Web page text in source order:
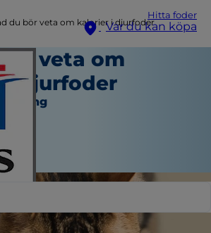
Hitta foder
Var du kan köpa
du bör veta om kalorier i djurfoder
veta om
i djurfoder